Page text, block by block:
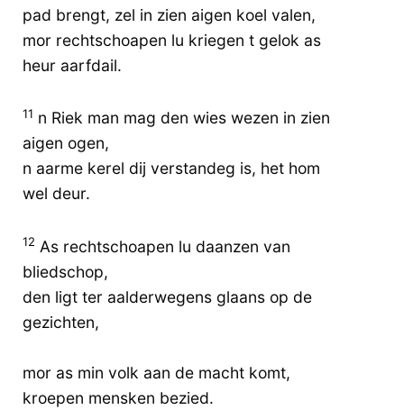
pad brengt, zel in zien aigen koel valen,
mor rechtschoapen lu kriegen t gelok as
heur aarfdail.
11 n Riek man mag den wies wezen in zien
aigen ogen,
n aarme kerel dij verstandeg is, het hom
wel deur.
12 As rechtschoapen lu daanzen van
bliedschop,
den ligt ter aalderwegens glaans op de
gezichten,
mor as min volk aan de macht komt,
kroepen mensken bezied.